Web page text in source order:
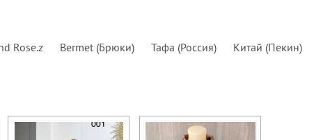
Rose.z Bermet (Брюки) Тафа (Россия)
Китай (Пекин)